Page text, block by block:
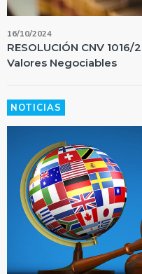
16/10/2024
RESOLUCIÓN CNV
Valores Negociables
NOTICIAS